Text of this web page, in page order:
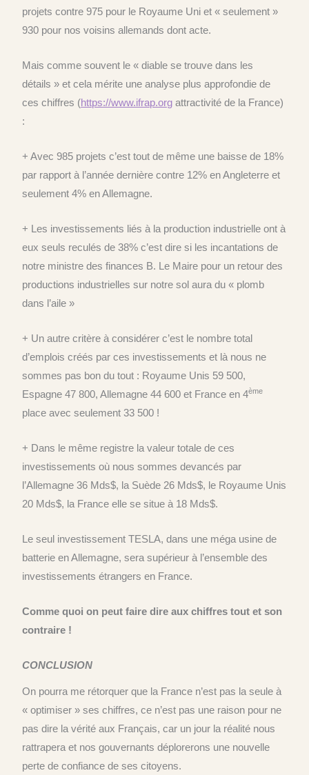
projets contre 975 pour le Royaume Uni et « seulement »
930 pour nos voisins allemands dont acte.
Mais comme souvent le « diable se trouve dans les
détails » et cela mérite une analyse plus approfondie de
ces chiffres (https://www.ifrap.org attractivité de la France)
:
+ Avec 985 projets c’est tout de même une baisse de 18%
par rapport à l’année dernière contre 12% en Angleterre et
seulement 4% en Allemagne.
+ Les investissements liés à la production industrielle ont à
eux seuls reculés de 38% c’est dire si les incantations de
notre ministre des finances B. Le Maire pour un retour des
productions industrielles sur notre sol aura du « plomb
dans l’aile »
+ Un autre critère à considérer c’est le nombre total
d’emplois créés par ces investissements et là nous ne
sommes pas bon du tout : Royaume Unis 59 500,
Espagne 47 800, Allemagne 44 600 et France en 4ème
place avec seulement 33 500 !
+ Dans le même registre la valeur totale de ces
investissements où nous sommes devancés par
l’Allemagne 36 Mds$, la Suède 26 Mds$, le Royaume Unis
20 Mds$, la France elle se situe à 18 Mds$.
Le seul investissement TESLA, dans une méga usine de
batterie en Allemagne, sera supérieur à l’ensemble des
investissements étrangers en France.
Comme quoi on peut faire dire aux chiffres tout et son
contraire !
CONCLUSION
On pourra me rétorquer que la France n’est pas la seule à
« optimiser » ses chiffres, ce n’est pas une raison pour ne
pas dire la vérité aux Français, car un jour la réalité nous
rattrapera et nos gouvernants déplorerons une nouvelle
perte de confiance de ses citoyens.